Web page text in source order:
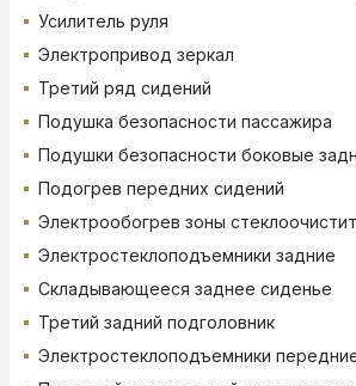
Усилитель руля
Электропривод зеркал
Третий ряд сидений
Подушка безопасности пассажира
Подушки безопасности боковые
Подогрев передних сидений
Электрообогрев зоны
Электростеклоподъемники задние
Складывающееся заднее сиденье
Третий задний подголовник
Электростеклоподъемники